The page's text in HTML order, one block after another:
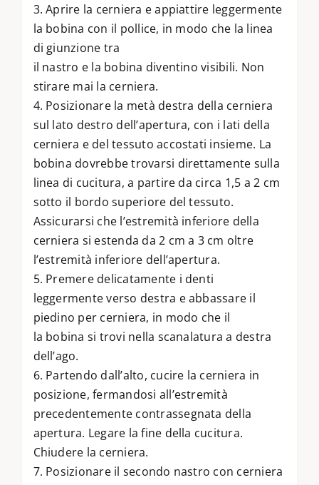
3. Aprire la cerniera e appiattire leggermente
la bobina con il pollice, in modo che la linea
di giunzione tra
il nastro e la bobina diventino visibili. Non
stirare mai la cerniera.
4. Posizionare la metà destra della cerniera
sul lato destro dell’apertura, con i lati della
cerniera e del tessuto accostati insieme. La
bobina dovrebbe trovarsi direttamente sulla
linea di cucitura, a partire da circa 1,5 a 2 cm
sotto il bordo superiore del tessuto.
Assicurarsi che l’estremità inferiore della
cerniera si estenda da 2 cm a 3 cm oltre
l’estremità inferiore dell’apertura.
5. Premere delicatamente i denti
leggermente verso destra e abbassare il
piedino per cerniera, in modo che il
la bobina si trovi nella scanalatura a destra
dell’ago.
6. Partendo dall’alto, cucire la cerniera in
posizione, fermandosi all’estremità
precedentemente contrassegnata della
apertura. Legare la fine della cucitura.
Chiudere la cerniera.
7. Posizionare il secondo nastro con cerniera